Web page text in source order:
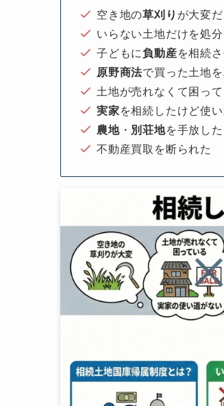
空き地の草刈り が大変だ
いらない土地だけを処
子どもに負動産を相続
原野商法で買った土地
土地が売れなくて困っ
実家を相続したけど使
農地・ 別荘地を手放し
不動産買取を断られた